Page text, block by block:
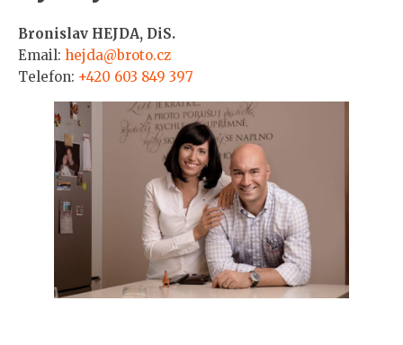
Bronislav HEJDA, DiS.
Email: hejda@broto.cz
Telefon: +420 603 849 397